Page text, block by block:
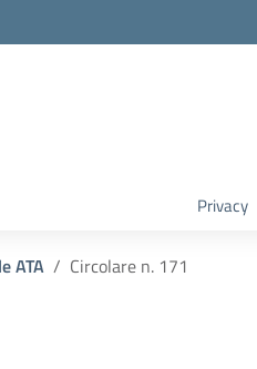
Privacy
ATA Circolare n. 171